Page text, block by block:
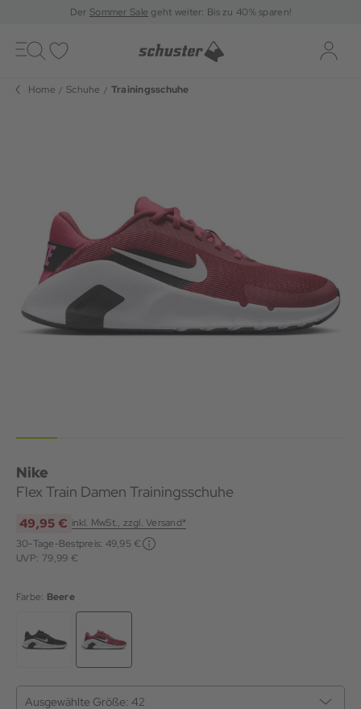
DerSommer Sale geht weiter: Bis zu 40% sparen!
Toggle
navigation
Home Schuhe Trainingsschuhe
Nike
Flex Train Damen Trainingsschuhe
49,95 € inkl. MwSt., zzgl. Versand*
30-Tage-Bestpreis: 49,95 €
UVP: 79,99 €
Farbe: Beere
Ausgewählte Größe: 42